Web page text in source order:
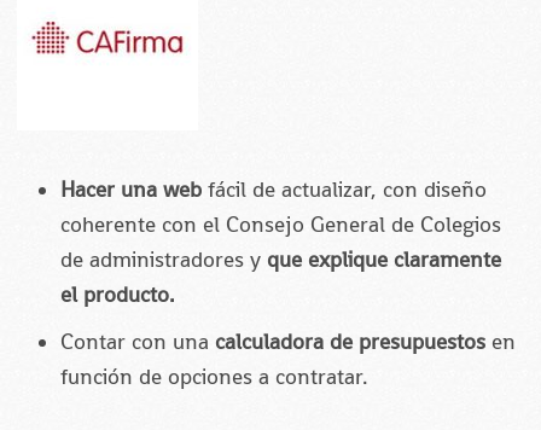
Hacer una web fácil de actualizar, con diseño
coherente con el Consejo General de Colegios
de administradores y que explique claramente
el producto.
Contar con una calculadora de presupuestosen
función de opciones a contratar.